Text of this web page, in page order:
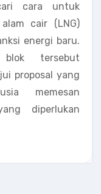
cara untuk
cair (LNG)
energi baru.
tersebut
proposal yang
memesan
diperlukan